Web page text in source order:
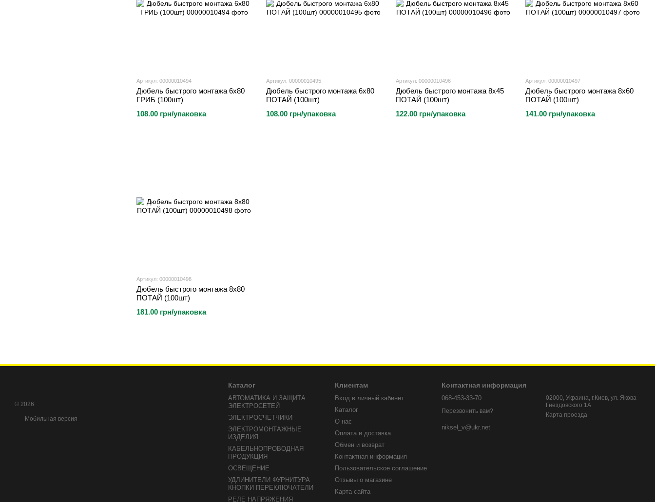
Артикул: 00000010494
Дюбель быстрого монтажа 6х80
ГРИБ (100шт)
108.00 грн/упаковка
Артикул: 00000010495
Дюбель быстрого монтажа 6х80
ПОТАЙ (100шт)
108.00 грн/упаковка
Артикул: 00000010496
Дюбель быстрого монтажа 8х45
ПОТАЙ (100шт)
122.00 грн/упаковка
Артикул: 00000010497
Дюбель быстрого монтажа 8х60
ПОТАЙ (100шт)
141.00 грн/упаковка
Артикул: 00000010498
Дюбель быстрого монтажа 8х80
ПОТАЙ (100шт)
181.00 грн/упаковка
© 2026
Мобильная версия
Каталог
AВТОМАТИКА И ЗАЩИТА
ЭЛЕКТРОСЕТЕЙ
ЭЛЕКТРОСЧЕТЧИКИ
ЭЛЕКТРОМОНТАЖНЫЕ
ИЗДЕЛИЯ
КАБЕЛЬНОПРОВОДНАЯ
ПРОДУКЦИЯ
ОСВЕЩЕНИЕ
УДЛИНИТЕЛИ ФУРНИТУРА
КНОПКИ ПЕРЕКЛЮЧАТЕЛИ
РЕЛЕ НАПРЯЖЕНИЯ
Клиентам
Вход в личный кабинет
Каталог
О нас
Оплата и доставка
Обмен и возврат
Контактная информация
Пользовательское соглашение
Отзывы о магазине
Карта сайта
Контактная информация
068-453-33-70
Перезвонить вам?
niksel_v@ukr.net
02000, Украина, г.Киев, ул. Якова
Гнездовского 1А
Карта проезда